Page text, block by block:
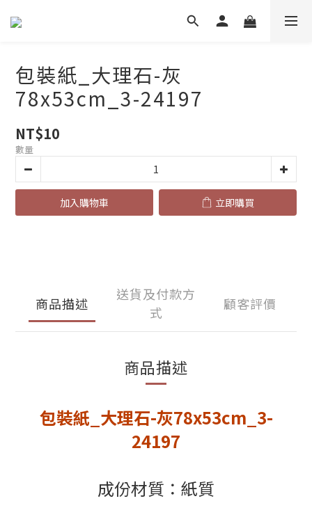
包裝紙_大理石-灰
78x53cm_3-24197
NT$10
數量
加入購物車 立即購買
商品描述
送貨及付款方
式
顧客評價
商品描述
包裝紙_大理石-灰78x53cm_3-
24197
成份材質：紙質